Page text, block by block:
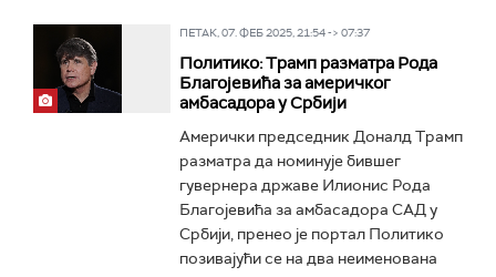
ПЕТАК, 07. ФЕБ 2025, 21:54 -> 07:37
Политико: Трамп разматра Рода
Благојевића за америчког
амбасадора у Србији
Амерички председник Доналд Трамп
разматра да номинује бившег
гувернера државе Илионис Рода
Благојевића за амбасадора САД у
Србији, пренео је портал Политико
позивајући се на два неименована